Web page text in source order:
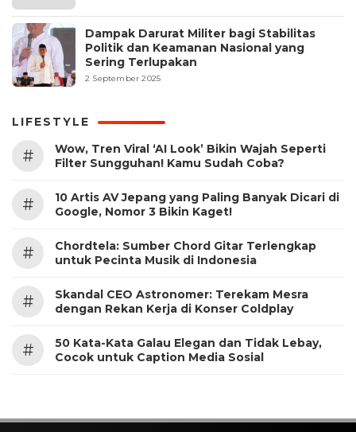
Dampak Darurat Militer bagi Stabilitas
Politik dan Keamanan Nasional yang
Sering Terlupakan
2 September 2025
LIFESTYLE
#
Wow, Tren Viral ‘AI Look’ Bikin Wajah Seperti
Filter Sungguhan! Kamu Sudah Coba?
#
10 Artis AV Jepang yang Paling Banyak Dicari di
Google, Nomor 3 Bikin Kaget!
#
Chordtela: Sumber Chord Gitar Terlengkap
untuk Pecinta Musik di Indonesia
#
Skandal CEO Astronomer: Terekam Mesra
dengan Rekan Kerja di Konser Coldplay
#
50 Kata-Kata Galau Elegan dan Tidak Lebay,
Cocok untuk Caption Media Sosial